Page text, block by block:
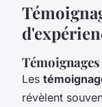
Les
révèlent